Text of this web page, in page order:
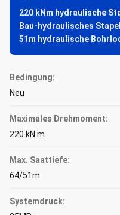
220 kNm hydraulische
Bau-hydraulisches
51m hydraulische
Bedingung:
Neu
Maximales Drehmoment:
220 kN.m
Max. Saattiefe:
64/51m
Systemdruck: